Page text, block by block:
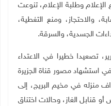
وطلبة الإعلام، تنوعت
والاحتجاز، ومنع التغطية،
الجسدية، والسرقة.
تصعيدا خطيرا في الاعتداء
استشهاد مصور قناة الجزيرة
منزله في مخيم البريج، إلى
قنابل الغاز، وحالات اختناق